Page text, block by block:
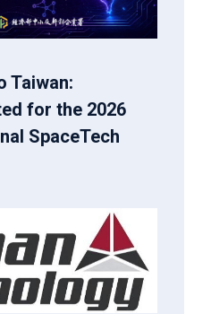
Taiwan:
for the 2026
SpaceTech